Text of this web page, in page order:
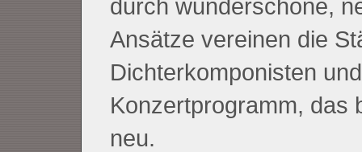
durch wunderschöne,
Ansätze vereinen die
Dichterkomponisten
Konzertprogramm, das
neu.